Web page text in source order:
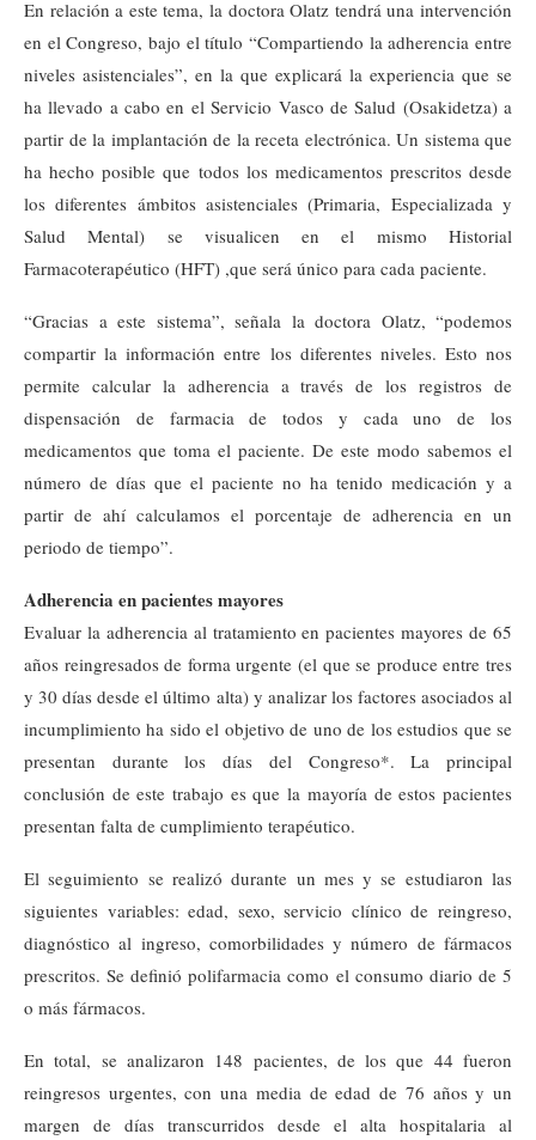
En relación a este tema, la doctora Olatz tendrá una intervención
en el Congreso, bajo el título “Compartiendo la adherencia entre
niveles asistenciales”, en la que explicará la experiencia que se
ha llevado a cabo en el Servicio Vasco de Salud (Osakidetza) a
partir de la implantación de la receta electrónica. Un sistema que
ha hecho posible que todos los medicamentos prescritos desde
los diferentes ámbitos asistenciales (Primaria, Especializada y
Salud Mental) se visualicen en el mismo Historial
Farmacoterapéutico (HFT) ,que será único para cada paciente.
“Gracias a este sistema”, señala la doctora Olatz, “podemos
compartir la información entre los diferentes niveles. Esto nos
permite calcular la adherencia a través de los registros de
dispensación de farmacia de todos y cada uno de los
medicamentos que toma el paciente. De este modo sabemos el
número de días que el paciente no ha tenido medicación y a
partir de ahí calculamos el porcentaje de adherencia en un
periodo de tiempo”.
Adherencia en pacientes mayores
Evaluar la adherencia al tratamiento en pacientes mayores de 65
años reingresados de forma urgente (el que se produce entre tres
y 30 días desde el último alta) y analizar los factores asociados al
incumplimiento ha sido el objetivo de uno de los estudios que se
presentan durante los días del Congreso*. La principal
conclusión de este trabajo es que la mayoría de estos pacientes
presentan falta de cumplimiento terapéutico.
El seguimiento se realizó durante un mes y se estudiaron las
siguientes variables: edad, sexo, servicio clínico de reingreso,
diagnóstico al ingreso, comorbilidades y número de fármacos
prescritos. Se definió polifarmacia como el consumo diario de 5
o más fármacos.
En total, se analizaron 148 pacientes, de los que 44 fueron
reingresos urgentes, con una media de edad de 76 años y un
margen de días transcurridos desde el alta hospitalaria al